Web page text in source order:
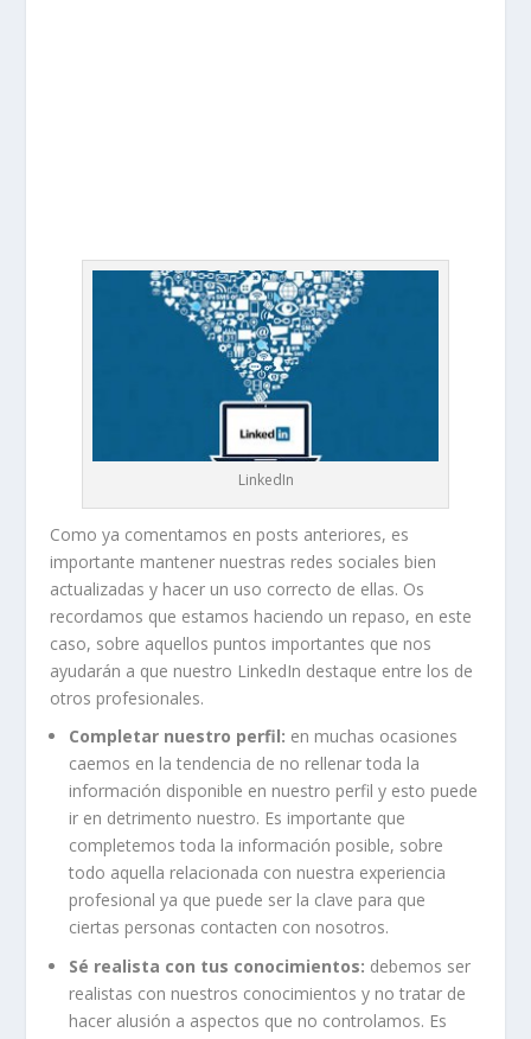
LinkedIn
Como ya comentamos en posts anteriores, es
importante mantener nuestras redes sociales bien
actualizadas y hacer un uso correcto de ellas. Os
recordamos que estamos haciendo un repaso, en este
caso, sobre aquellos puntos importantes que nos
ayudarán a que nuestro LinkedIn destaque entre los de
otros profesionales.
Completar nuestro perfil: en muchas ocasiones
caemos en la tendencia de no rellenar toda la
información disponible en nuestro perfil y esto puede
ir en detrimento nuestro. Es importante que
completemos toda la información posible, sobre
todo aquella relacionada con nuestra experiencia
profesional ya que puede ser la clave para que
ciertas personas contacten con nosotros.
Sé realista con tus conocimientos: debemos ser
realistas con nuestros conocimientos y no tratar de
hacer alusión a aspectos que no controlamos. Es